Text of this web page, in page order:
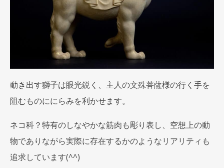
動き出す獅子は眼光鋭く、主人の文殊菩薩様の行く手を
阻むものににらみを利かせます。
ネコ科？特有のしなやかな筋肉も彫り表し、空想上の動
物でありながら実際に存在するかのようなリアリティも
追求しています(^^)